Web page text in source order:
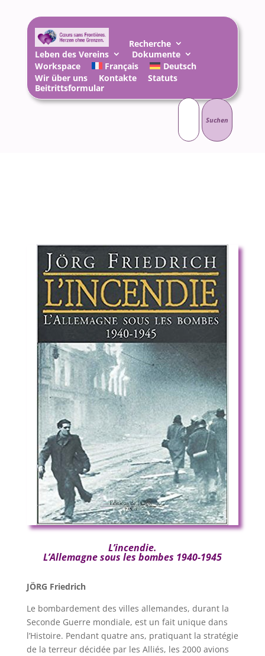
Recherche
Leben des Vereins
Dokumente
Workspace
Français
Deutsch
Wir über uns
Kontakte
Statuts
Beitrittsformular
Suchen
nach:
L’incendie.
L’Allemagne sous les bombes 1940-1945
JÖRG Friedrich
Le bombardement des villes allemandes, durant la
Seconde Guerre mondiale, est un fait unique dans
l’Histoire. Pendant quatre ans, pratiquant la stratégie
de la terreur décidée par les Alliés, les 2000 avions